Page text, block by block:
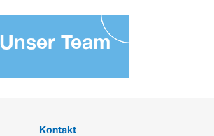
Unser Team
Kontakt